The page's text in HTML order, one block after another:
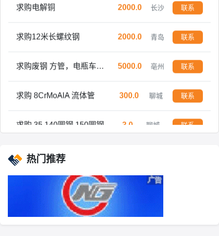
求购电解铜 2000.0 长沙 联系
求购12米长螺纹钢 2000.0 青岛 联系
5000.0 亳州 联系
求购 8CrMoAlA 流体管 300.0 聊城 联系
求购 35 140圆钢 150圆钢 3.0 聊城 联系
热门推荐